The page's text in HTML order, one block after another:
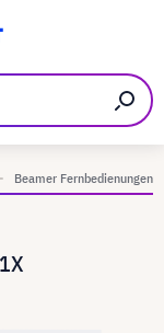
Beamer Fernbedienungen